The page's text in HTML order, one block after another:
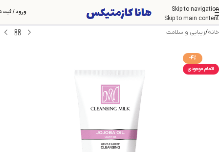
Skip to navigation
Skip to main content
ورود / ثبت
خانه/زیبایی و سلامت
-4%
اتمام موجودی